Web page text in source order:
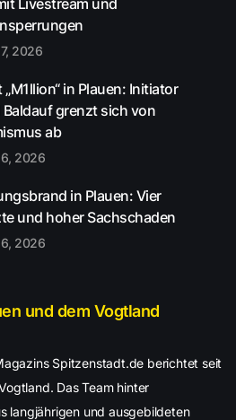
Livestream und
2026
„M1llion“ in Plauen: Initiator
Baldauf grenzt sich von
ab
2026
in Plauen: Vier
und hoher Sachschaden
2026
und dem Vogtland
Spitzenstadt.de berichtet seit
Das Team hinter
langjährigen und ausgebildeten